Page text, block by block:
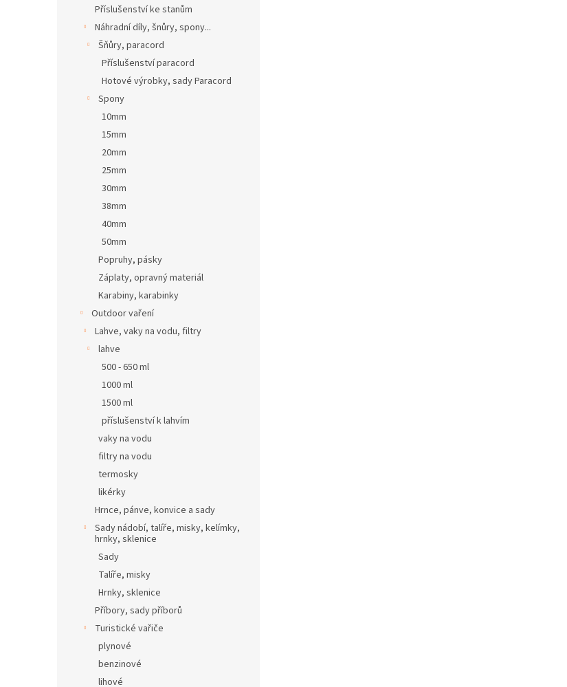
Příslušenství ke stanům
Náhradní díly, šnůry, spony...
Šňůry, paracord
Příslušenství paracord
Hotové výrobky, sady Paracord
Spony
10mm
15mm
20mm
25mm
30mm
38mm
40mm
50mm
Popruhy, pásky
Záplaty, opravný materiál
Karabiny, karabinky
Outdoor vaření
Lahve, vaky na vodu, filtry
lahve
500 - 650 ml
1000 ml
1500 ml
příslušenství k lahvím
vaky na vodu
filtry na vodu
termosky
likérky
Hrnce, pánve, konvice a sady
Sady nádobí, talíře, misky, kelímky,
hrnky, sklenice
Sady
Talíře, misky
Hrnky, sklenice
Příbory, sady příborů
Turistické vařiče
plynové
benzinové
lihové